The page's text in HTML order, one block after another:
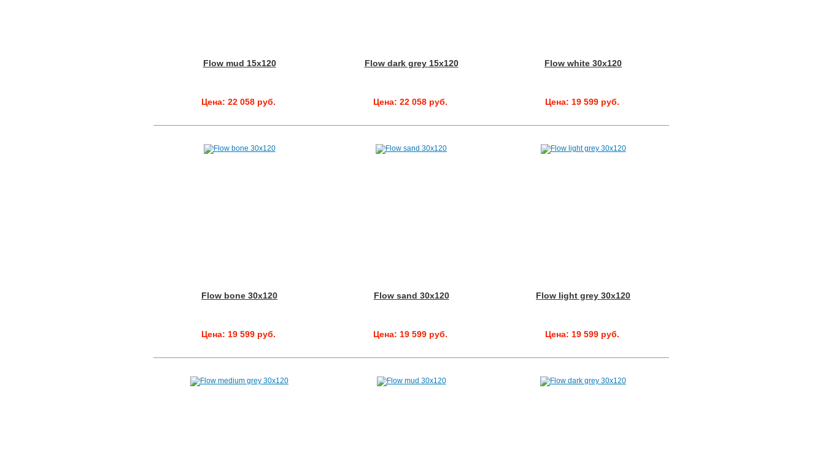
Flow mud 15x120
Цена: 22 058 руб.
Flow dark grey 15x120
Цена: 22 058 руб.
Flow white 30x120
Цена: 19 599 руб.
Flow bone 30x120
Цена: 19 599 руб.
Flow sand 30x120
Цена: 19 599 руб.
Flow light grey 30x120
Цена: 19 599 руб.